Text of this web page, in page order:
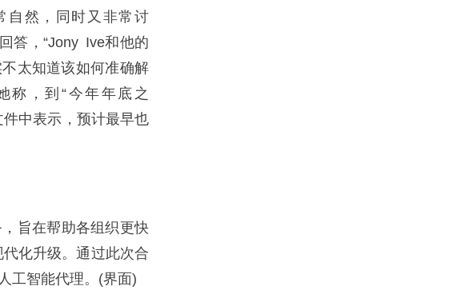
自然，同时又非常讨
答，“Jony Ive和他的
太知道该如何准确解
称，到“今年年底之
中表示，预计最早也
旨在帮助各组织更快
化升级。通过此次合
工智能代理。(界面)